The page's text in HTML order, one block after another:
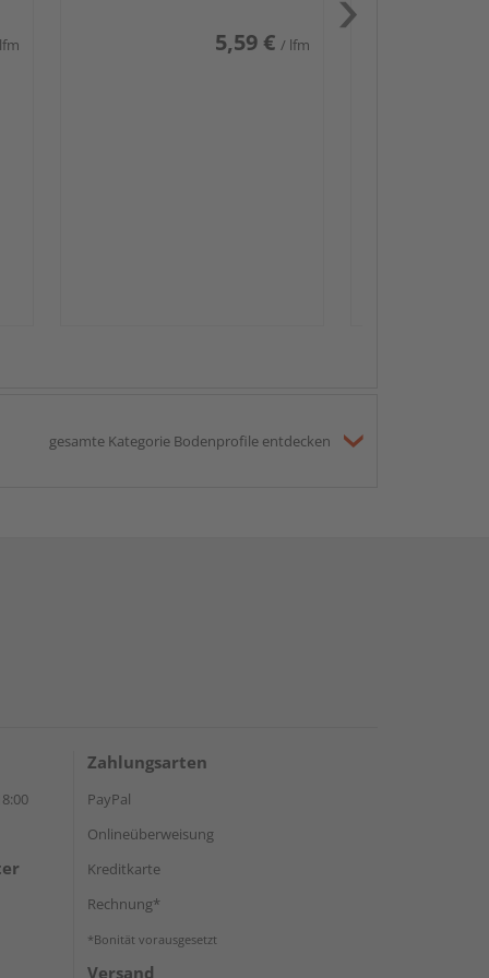
5,59 € / lfm
gesamte Kategorie Bodenprofile entdecken
Zahlungsarten
PayPal
Onlineüberweisung
Kreditkarte
Rechnung*
*Bonität vorausgesetzt
Versand